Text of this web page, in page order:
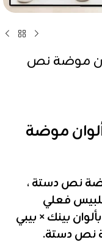
موضة نص
موضة
نص دستة ،
فعلي
متوفرة بألوان بينك × بيبي
نص دستة.